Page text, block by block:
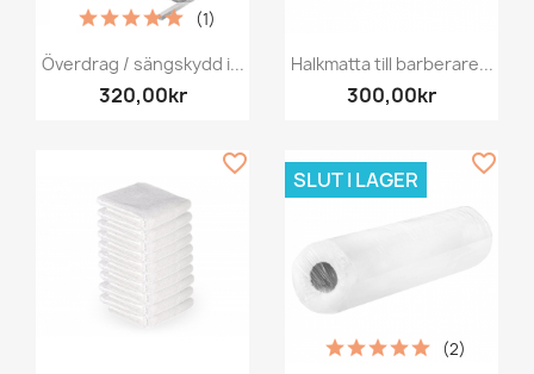
Överdrag / sängskydd i...
320,00kr
(1)
Halkmatta till barberare...
300,00kr
favorite_border
(2)
SLUT I LAGER
favorite_border